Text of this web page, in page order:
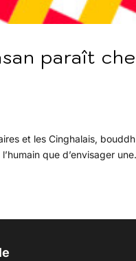
paraît
et les Cinghalais,
que d’envisager